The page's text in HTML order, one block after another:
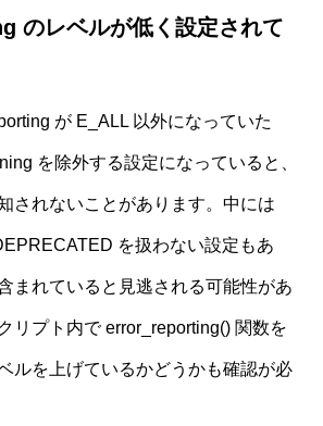
のレベルが低く設定されて
が E_ALL 以外になっていた
を除外する設定になっていると、
されないことがあります。中には
を扱わない設定もあ
まれていると見逃される可能性があ
リプト内で error_reporting() 関数を
ルを上げているかどうかも確認が必